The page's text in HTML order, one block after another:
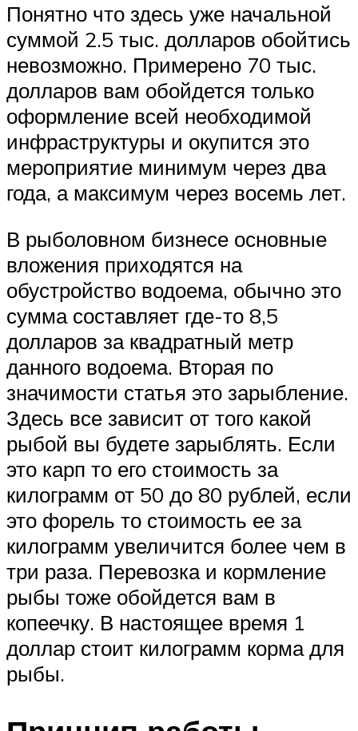
Понятно что здесь уже начальной
суммой 2.5 тыс. долларов обойтись
невозможно. Примерено 70 тыс.
долларов вам обойдется только
оформление всей необходимой
инфраструктуры и окупится это
мероприятие минимум через два
года, а максимум через восемь лет.
В рыболовном бизнесе основные
вложения приходятся на
обустройство водоема, обычно это
сумма составляет где-то 8,5
долларов за квадратный метр
данного водоема. Вторая по
значимости статья это зарыбление.
Здесь все зависит от того какой
рыбой вы будете зарыблять. Если
это карп то его стоимость за
килограмм от 50 до 80 рублей, если
это форель то стоимость ее за
килограмм увеличится более чем в
три раза. Перевозка и кормление
рыбы тоже обойдется вам в
копеечку. В настоящее время 1
доллар стоит килограмм корма для
рыбы.